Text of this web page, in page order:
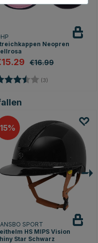
Neopren
€16.99
(3)
15
SPORT
HS MIPS Vision
Star Schwarz